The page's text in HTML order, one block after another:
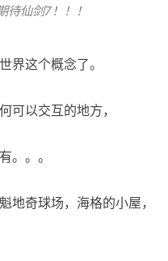
待仙剑7！！！
界这个概念了。
可以交互的地方，
。。。
地奇球场，海格的小屋，